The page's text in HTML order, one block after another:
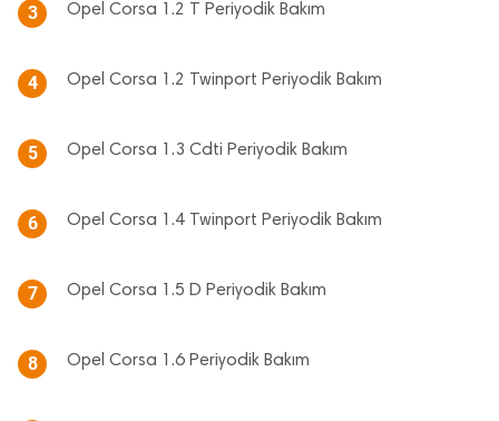
3 Opel Corsa 1.2 T Periyodik Bakım
4 Opel Corsa 1.2 Twinport Periyodik Bakım
5 Opel Corsa 1.3 Cdti Periyodik Bakım
6 Opel Corsa 1.4 Twinport Periyodik Bakım
7 Opel Corsa 1.5 D Periyodik Bakım
8 Opel Corsa 1.6 Periyodik Bakım